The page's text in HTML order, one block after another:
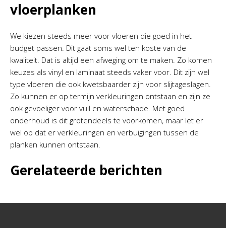
vloerplanken
We kiezen steeds meer voor vloeren die goed in het
budget passen. Dit gaat soms wel ten koste van de
kwaliteit. Dat is altijd een afweging om te maken. Zo komen
keuzes als vinyl en laminaat steeds vaker voor. Dit zijn wel
type vloeren die ook kwetsbaarder zijn voor slijtageslagen.
Zo kunnen er op termijn verkleuringen ontstaan en zijn ze
ook gevoeliger voor vuil en waterschade. Met goed
onderhoud is dit grotendeels te voorkomen, maar let er
wel op dat er verkleuringen en verbuigingen tussen de
planken kunnen ontstaan.
Gerelateerde berichten